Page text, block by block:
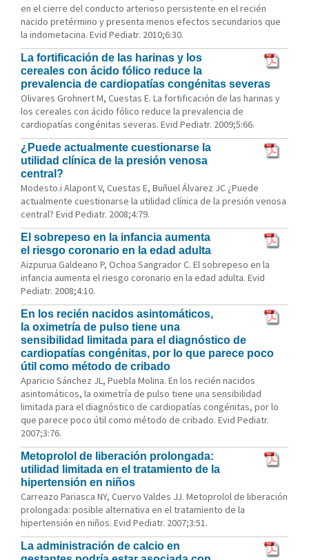
en el cierre del conducto arterioso persistente en el recién
nacido pretérmino y presenta menos efectos secundarios que
la indometacina. Evid Pediatr. 2010;6:30.
La fortificación de las harinas y los
cereales con ácido fólico reduce la
prevalencia de cardiopatías congénitas severas
Olivares Grohnert M, Cuestas E. La fortificación de las harinas y
los cereales con ácido fólico reduce la prevalencia de
cardiopatías congénitas severas. Evid Pediatr. 2009;5:66.
¿Puede actualmente cuestionarse la
utilidad clínica de la presión venosa
central?
Modesto.i Alapont V, Cuestas E, Buñuel Álvarez JC ¿Puede
actualmente cuestionarse la utilidad clínica de la presión venosa
central? Evid Pediatr. 2008;4:79.
El sobrepeso en la infancia aumenta
el riesgo coronario en la edad adulta
Aizpurua Galdeano P, Ochoa Sangrador C. El sobrepeso en la
infancia aumenta el riesgo coronario en la edad adulta. Evid
Pediatr. 2008;4:10.
En los recién nacidos asintomáticos,
la oximetría de pulso tiene una
sensibilidad limitada para el diagnóstico de
cardiopatías congénitas, por lo que parece poco
útil como método de cribado
Aparicio Sánchez JL, Puebla Molina. En los recién nacidos
asintomáticos, la oximetría de pulso tiene una sensibilidad
limitada para el diagnóstico de cardiopatías congénitas, por lo
que parece poco útil como método de cribado. Evid Pediatr.
2007;3:76.
Metoprolol de liberación prolongada:
utilidad limitada en el tratamiento de la
hipertensión en niños
Carreazo Pariasca NY, Cuervo Valdes JJ. Metoprolol de liberación
prolongada: posible alternativa en el tratamiento de la
hipertensión en niños. Evid Pediatr. 2007;3:51.
La administración de calcio en